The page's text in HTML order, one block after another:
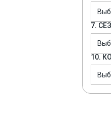
7.
10.